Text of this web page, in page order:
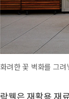
화려한 꽃 벽화를 그